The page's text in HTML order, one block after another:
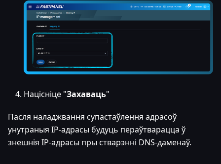
Націсніце "Захаваць"
Пасля наладжвання супастаўлення адрасоў
унутраныя IP-адрасы будуць пераўтварацца ў
знешнія IP-адрасы пры стварэнні DNS-даменаў.